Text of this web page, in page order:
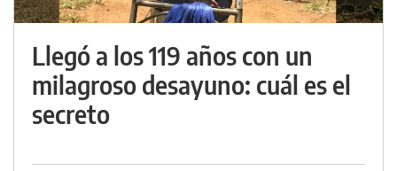
Llegó a los 119 años con un
milagroso desayuno: cuál es el
secreto